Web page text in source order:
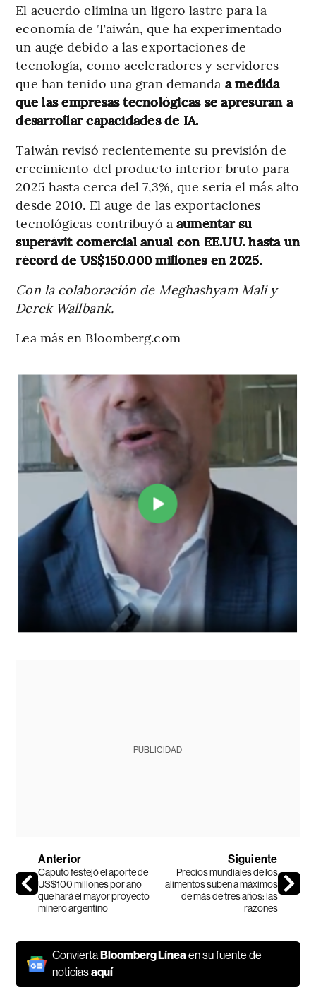
El acuerdo elimina un ligero lastre para la
economía de Taiwán, que ha experimentado
un auge debido a las exportaciones de
tecnología, como aceleradores y servidores
que han tenido una gran demanda a medida
que las empresas tecnológicas se apresuran a
desarrollar capacidades de IA.
Taiwán revisó recientemente su previsión de
crecimiento del producto interior bruto para
2025 hasta cerca del 7,3%, que sería el más alto
desde 2010. El auge de las exportaciones
tecnológicas contribuyó a aumentar su
superávit comercial anual con EE.UU. hasta un
récord de US$150.000 millones en 2025.
Con la colaboración de Meghashyam Mali y
Derek Wallbank.
Lea más en Bloomberg.com
PUBLICIDAD
Anterior
Caputo festejó el aporte de
US$100 millones por año
que hará el mayor proyecto
minero argentino
Siguiente
Precios mundiales de los
alimentos suben a máximos
de más de tres años: las
razones
ConviertaBloomberg Líneaen su fuente de
noticiasaquí